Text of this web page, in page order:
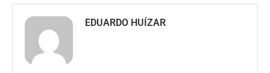
EDUARDO HUÍZAR